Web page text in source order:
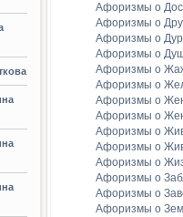
Афоризмы о
Афоризмы о
Афоризмы о
Афоризмы о
Афоризмы о
Афоризмы о
Афоризмы о
Афоризмы о
Афоризмы о
Афоризмы о
Афоризмы о
Афоризмы о
Афоризмы о
Афоризмы о